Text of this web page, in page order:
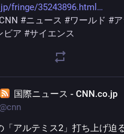
fringe/35243896.html
#ニュース #ワールド #
ビア #サイエンス
国際ニュース - CNN.co.jp
@cnn
「アルテミス2」打ち上げ迫